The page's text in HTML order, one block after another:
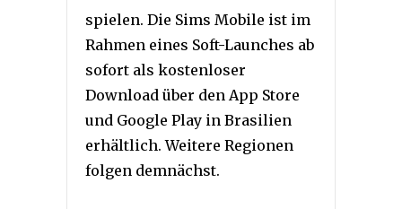
spielen. Die Sims Mobile ist im
Rahmen eines Soft-Launches ab
sofort als kostenloser
Download über den App Store
und Google Play in Brasilien
erhältlich. Weitere Regionen
folgen demnächst.